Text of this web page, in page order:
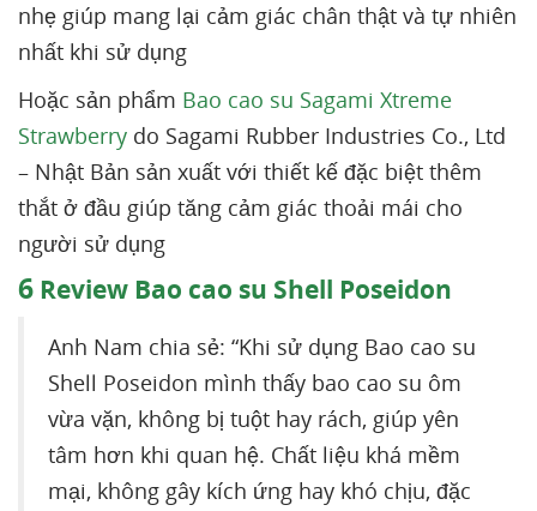
nhẹ giúp mang lại cảm giác chân thật và tự nhiên
nhất khi sử dụng
Hoặc sản phẩm Bao cao su Sagami Xtreme
Strawberry do Sagami Rubber Industries Co., Ltd
– Nhật Bản sản xuất với thiết kế đặc biệt thêm
thắt ở đầu giúp tăng cảm giác thoải mái cho
người sử dụng
6 Review Bao cao su Shell Poseidon
Anh Nam chia sẻ: “Khi sử dụng Bao cao su
Shell Poseidon mình thấy bao cao su ôm
vừa vặn, không bị tuột hay rách, giúp yên
tâm hơn khi quan hệ. Chất liệu khá mềm
mại, không gây kích ứng hay khó chịu, đặc